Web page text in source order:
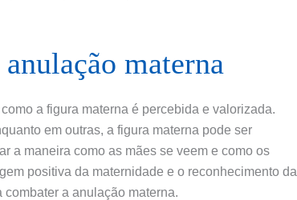
materna
a figura materna é percebida e valorizada.
em outras, a figura materna pode ser
a maneira como as mães se veem e como os
positiva da maternidade e o reconhecimento da
a anulação materna.